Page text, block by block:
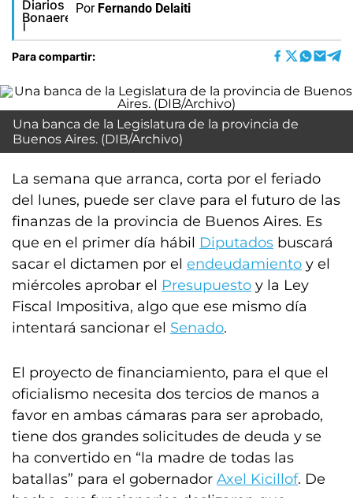
Por Fernando Delaiti
Para compartir:
Una banca de la Legislatura de la provincia de
Buenos Aires. (DIB/Archivo)
La semana que arranca, corta por el feriado
del lunes, puede ser clave para el futuro de las
finanzas de la provincia de Buenos Aires. Es
que en el primer día hábil Diputados buscará
sacar el dictamen por el endeudamiento y el
miércoles aprobar el Presupuesto y la Ley
Fiscal Impositiva, algo que ese mismo día
intentará sancionar el Senado.
El proyecto de financiamiento, para el que el
oficialismo necesita dos tercios de manos a
favor en ambas cámaras para ser aprobado,
tiene dos grandes solicitudes de deuda y se
ha convertido en “la madre de todas las
batallas” para el gobernador Axel Kicillof. De